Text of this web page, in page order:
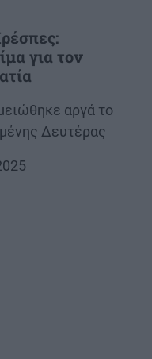
για τον
αργά το
Δευτέρας